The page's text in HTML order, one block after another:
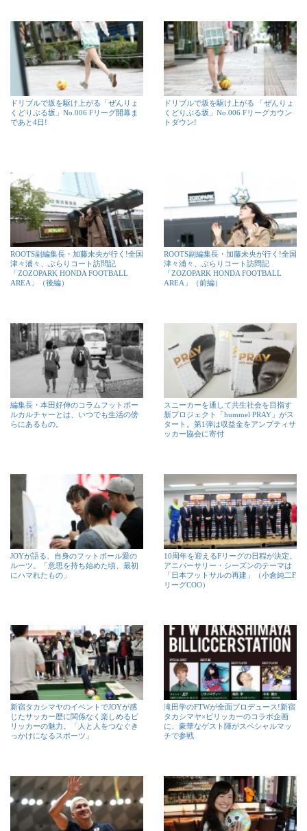
ドリブルで坂を駆け上がる「ぜんりょ
くどりぶる坂」No.006 Fリーグ開幕ま
であと4日!
ドリブルで坂を駆け上がる 「ぜんりょ
くどりぶる坂」No.006 Fリーグカウン
トダウン!
ROOTS副編集長・加藤未央が行く!全国
津々浦々、ぶらりコート訪問記
「ZOZOPARK HONDA FOOTBALL
AREA」（後編）
ROOTS副編集長・加藤未央が行く!全国
津々浦々、ぶらりコート訪問記
「ZOZOPARK HONDA FOOTBALL
AREA」（前編）
編集長・本田好伸のコラムフットボー
ルカルチャーとは、いつでも生活の傍
らにあるもの。
スニーカーを通して共生社会を目指す
新プロジェクト「hummel PRAY」がス
タート。第1弾は収益金をアンプティサ
ッカー協会に寄付
JOYが語る、自身のフットボール愛の
ルーツ。「意思を持ち始めた頃、最初
にハマれたもの」
10周年を迎えるFリーグの日程が決定。
アニバーサリー・シーズンのテーマは
「日本フットサルの再建」（小倉純二F
リーグCOO）
新宿タカシマヤのイベントでJOYが感
じたサッカー歴に関係なく楽しめるビ
リッカーの魅力。「人と人をつなぐき
っかけになるスポーツ」
滝田学のFTWが全面プロデュース!新宿
タカシマヤ×ビリッカーのコラボ企画
に、豪華なゲスト陣がスペシャルマッ
チで参戦